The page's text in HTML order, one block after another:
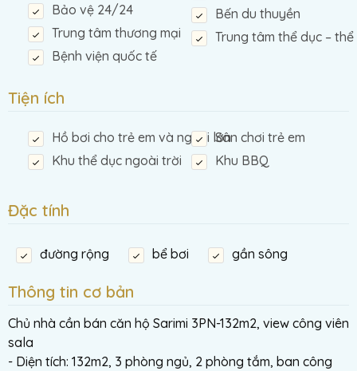
Bảo vệ 24/24
Trung tâm thương mại
Bệnh viện quốc tế
Bến du thuyền
Trung tâm thể dục –
Tiện ích
Hồ bơi cho trẻ em và người lớn
Khu thể dục ngoài trời
Sân chơi trẻ em
Khu BBQ
Đặc tính
đường rộng bể bơi gần sông
Thông tin cơ bản
Chủ nhà cần bán căn hộ Sarimi 3PN-132m2, view công viên
sala
- Diện tích: 132m2, 3 phòng ngủ, 2 phòng tắm, ban công